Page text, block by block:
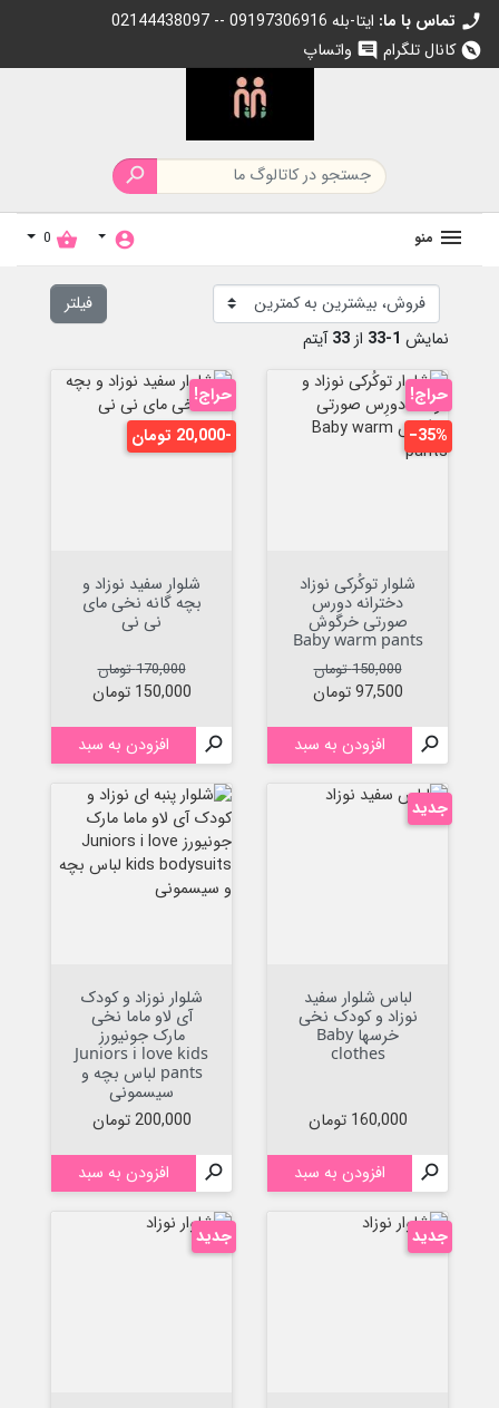
call تماس با ما: 02144438097 -- 09197306916 ایتا-بله
explore کانال تلگرام chat واتساپ

منو account_circle
shopping_basket
0
فیلتر
نمایش 1-33 از33آیتم
شلوار توکُرکی نوزاد
دخترانه دورس
صورتی خرگوش
Baby warm pants
قیمت عادی
150,000 تومان
قیمت
97,500 تومان
 افزودن به سبد
حراج!
‎−35%
شلوار سفید نوزاد و
بچه گانه نخی مای
نی نی
قیمت عادی
170,000 تومان
قیمت
150,000 تومان
 افزودن به سبد
حراج!
-20,000 تومان
لباس شلوار سفید
نوزاد و کودک نخی
خرسها Baby
clothes
قیمت
160,000 تومان
 افزودن به سبد
جدید
شلوار نوزاد و کودک
آی لاو ماما نخی
مارک جونیورز
Juniors i love kids
pants لباس بچه و
سیسمونی
قیمت
200,000 تومان
 افزودن به سبد
جدید جدید